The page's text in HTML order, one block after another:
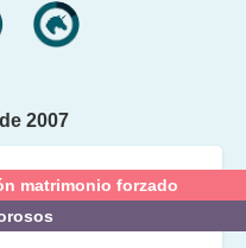
matrimonio forzado
2007